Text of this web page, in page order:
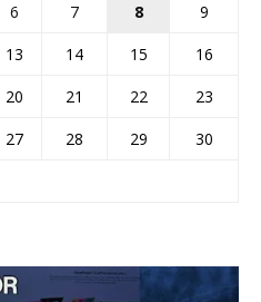
6 7 8
9
13 14 15
16
20 21 22
23
27 28 29
30